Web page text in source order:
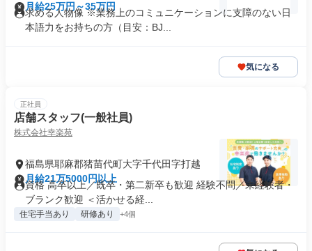
月給25万円～35万円
求める人物像 ※業務上のコミュニケーションに支障のない日
本語力をお持ちの方（目安：BJ...
気になる
正社員
店舗スタッフ(一般社員)
株式会社幸楽苑
福島県耶麻郡猪苗代町大字千代田字打越
月給21万5000円以上
資格 高卒以上／既卒・第二新卒も歓迎 経験不問／未経験者・
ブランク歓迎 ＜活かせる経...
住宅手当あり 研修あり +4個